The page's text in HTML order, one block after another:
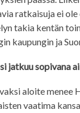
ratkaisuja ei
takia kentän
kaupungin ja
jatkuu sopivana
aloite menee
vaatima